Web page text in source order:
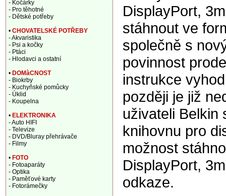
DisplayPort,
stáhnout ve
společně s
povinnost
instrukce
později je již
uživateli Belkin
knihovnu pro
možnost
DisplayPort,
odkaze.
- Kočárky
- Pro těhotné
- Dětské potřeby
• CHOVATELSKÉ POTŘEBY
- Akvaristika
- Psi a kočky
- Ptáci
- Hlodavci a ostatní
• DOMàCNOST
- Biokrby
- Kuchyňské pomůcky
- Úklid
- Koupelna
• ELEKTRONIKA
- Auto HIFI
- Televize
- DVD/Bluray přehrávače
- Filmy
• FOTO
- Fotoaparáty
- Optika
- Paměťové karty
- Fotorámečky